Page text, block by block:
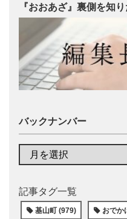
『おおあざ』裏側を知
バックナンバー
記事タグ一覧
基山町 (979) おでか